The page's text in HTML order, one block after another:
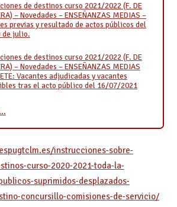
de destinos curso 2021/2022 (F. DE
– Novedades – ENSEÑANZAS MEDIAS –
previas y resultado de actos públicos del
de julio.
de destinos curso 2021/2022 (F. DE
– Novedades – ENSEÑANZAS MEDIAS
Vacantes adjudicadas y vacantes
tras el acto público del 16/07/2021
instrucciones-sobre-
curso-2020-2021-toda-la-
suprimidos-desplazados-
concursillo-comisiones-de-servicio/